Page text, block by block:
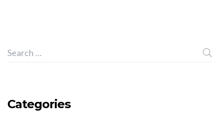
Categories